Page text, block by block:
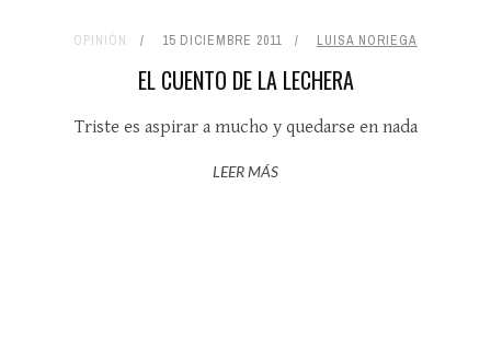
OPINIÓN 15 DICIEMBRE 2011 LUISA NORIEGA
EL CUENTO DE LA LECHERA
Triste es aspirar a mucho y quedarse en nada
LEER MÁS